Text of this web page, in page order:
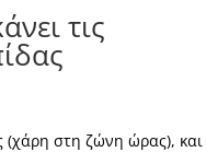
τις
στη ζώνη ώρας), και